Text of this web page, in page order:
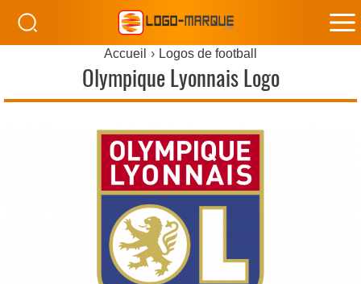
Accueil Logos de football
Olympique Lyonnais Logo